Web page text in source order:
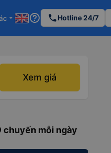
arrow_drop_down help_outline phoneHotline 24/7
Xem giá
chuyến mỗi ngày